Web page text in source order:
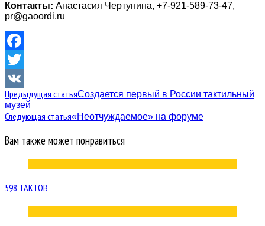
Контакты: Анастасия Чертунина, +7-921-589-73-47,
pr@gaoordi.ru
Facebook
Twitter
VK
Предыдущая статьяСоздается первый в России тактильный
музей
Следующая статья«Неотчуждаемое» на форуме
Вам также может понравиться
598 ТАКТОВ